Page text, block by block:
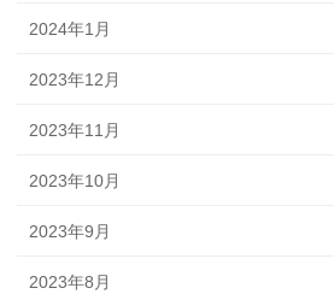
2024年1月
2023年12月
2023年11月
2023年10月
2023年9月
2023年8月